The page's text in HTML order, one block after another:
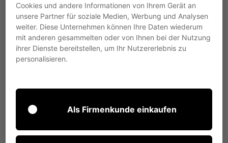
Cookies und andere Informationen von Ihrem Gerät an
unsere Partner für soziale Medien, Werbung und Analysen
weiter. Diese Unternehmen können Ihre Daten wiederum
mit anderen gesammelten oder von Ihnen bei der Nutzung
ihrer Dienste bereitstellen, um Ihr Nutzererlebnis zu
personalisieren.
Als Firmenkunde einkaufen